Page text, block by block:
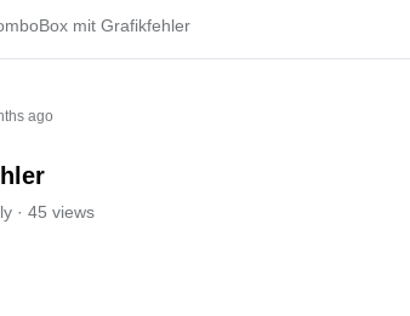
mit Grafikfehler
ago
45 views